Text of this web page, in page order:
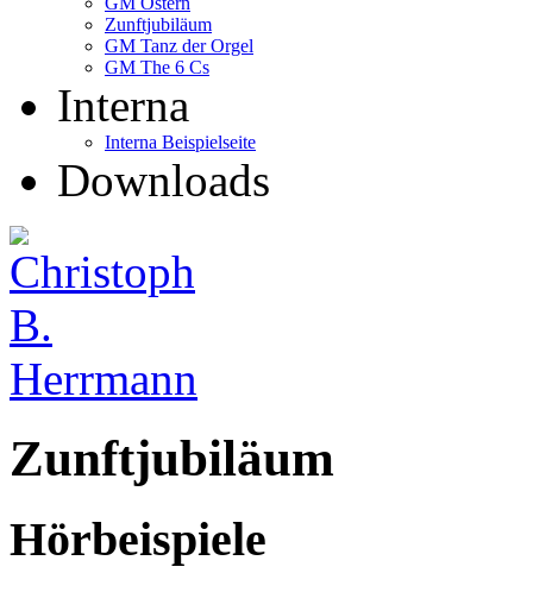
Zunftjubiläum
GM Tanz der Orgel
GM The 6 Cs
Interna
Interna Beispielseite
Downloads
Zunftjubiläum
Hörbeispiele